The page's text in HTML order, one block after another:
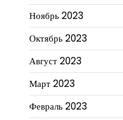
Ноябрь 2023
Октябрь 2023
Август 2023
Март 2023
Февраль 2023